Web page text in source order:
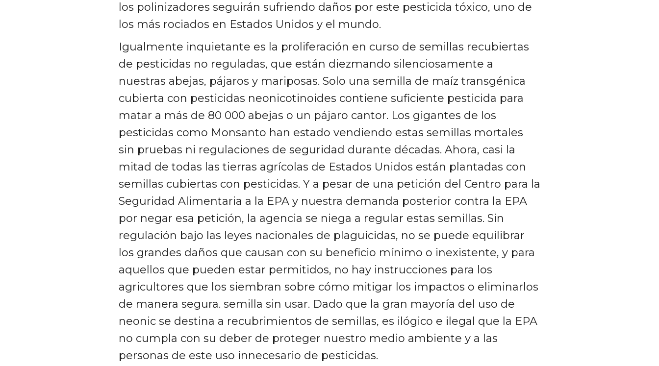
los polinizadores seguirán sufriendo daños por este pesticida tóxico, uno de
los más rociados en Estados Unidos y el mundo.
Igualmente inquietante es la proliferación en curso de semillas recubiertas
de pesticidas no reguladas, que están diezmando silenciosamente a
nuestras abejas, pájaros y mariposas. Solo una semilla de maíz transgénica
cubierta con pesticidas neonicotinoides contiene suficiente pesticida para
matar a más de 80 000 abejas o un pájaro cantor. Los gigantes de los
pesticidas como Monsanto han estado vendiendo estas semillas mortales
sin pruebas ni regulaciones de seguridad durante décadas. Ahora, casi la
mitad de todas las tierras agrícolas de Estados Unidos están plantadas con
semillas cubiertas con pesticidas. Y a pesar de una petición del Centro para la
Seguridad Alimentaria a la EPA y nuestra demanda posterior contra la EPA
por negar esa petición, la agencia se niega a regular estas semillas. Sin
regulación bajo las leyes nacionales de plaguicidas, no se puede equilibrar
los grandes daños que causan con su beneficio mínimo o inexistente, y para
aquellos que pueden estar permitidos, no hay instrucciones para los
agricultores que los siembran sobre cómo mitigar los impactos o eliminarlos
de manera segura. semilla sin usar. Dado que la gran mayoría del uso de
neonic se destina a recubrimientos de semillas, es ilógico e ilegal que la EPA
no cumpla con su deber de proteger nuestro medio ambiente y a las
personas de este uso innecesario de pesticidas.